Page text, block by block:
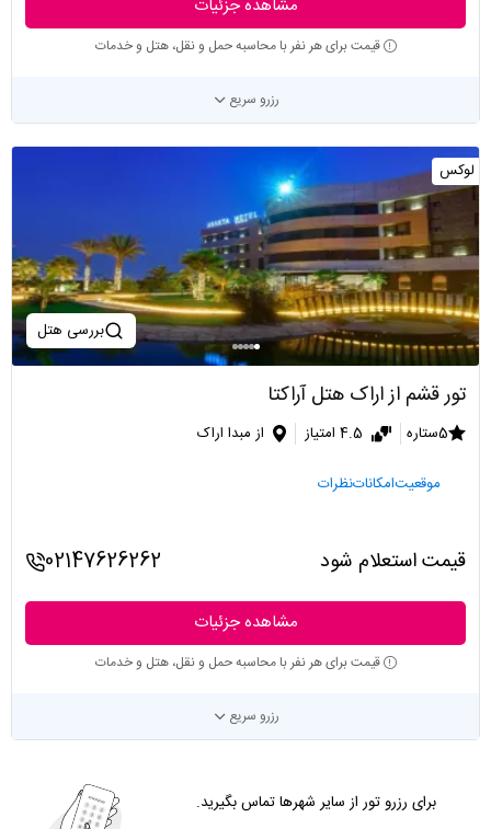
مشاهده جزئیات
قیمت برای هر نفر با محاسبه حمل و نقل، هتل و خدمات
رزرو سریع
بررسی هتل
لوکس
تور قشم از اراک هتل آراکتا
5ستاره 4.5 امتیاز از مبدا اراک
موقعیتامکاناتنظرات
قیمت استعلام شود 02147626262
مشاهده جزئیات
قیمت برای هر نفر با محاسبه حمل و نقل، هتل و خدمات
رزرو سریع
برای رزرو تور از سایر شهرها تماس بگیرید.